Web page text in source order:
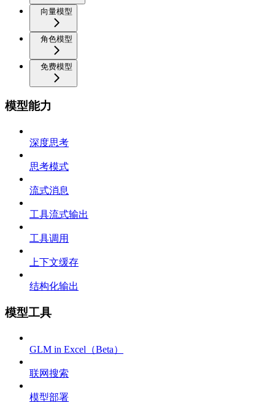
向量模型
角色模型
免费模型
模型能力
深度思考
思考模式
流式消息
工具流式输出
工具调用
上下文缓存
结构化输出
模型工具
GLM in Excel（Beta）
联网搜索
模型部署